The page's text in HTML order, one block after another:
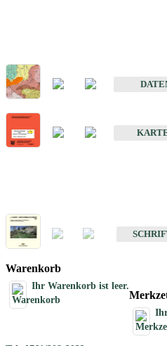
Warenkorb
Ihr Warenkorb ist leer.